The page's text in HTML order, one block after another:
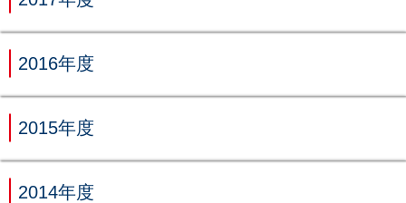
2016年度
2015年度
2014年度